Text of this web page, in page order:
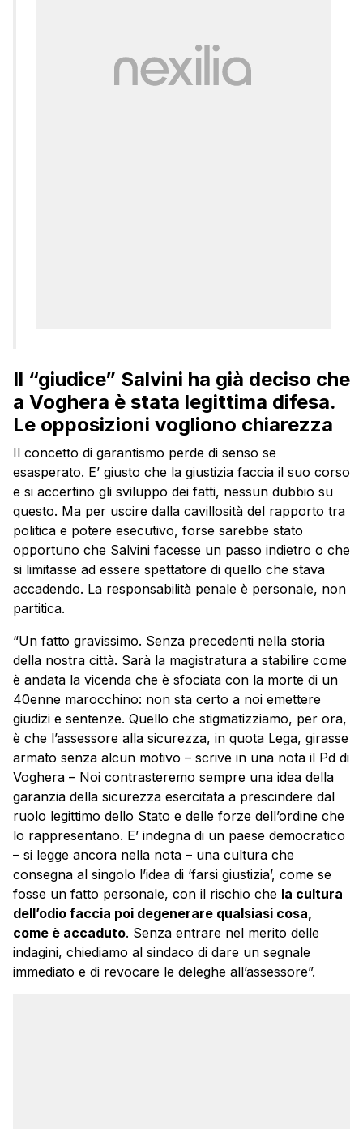
Il “giudice” Salvini ha già deciso che
a Voghera è stata legittima difesa.
Le opposizioni vogliono chiarezza
Il concetto di garantismo perde di senso se
esasperato. E’ giusto che la giustizia faccia il suo corso
e si accertino gli sviluppo dei fatti, nessun dubbio su
questo. Ma per uscire dalla cavillosità del rapporto tra
politica e potere esecutivo, forse sarebbe stato
opportuno che Salvini facesse un passo indietro o che
si limitasse ad essere spettatore di quello che stava
accadendo. La responsabilità penale è personale, non
partitica.
“Un fatto gravissimo. Senza precedenti nella storia
della nostra città. Sarà la magistratura a stabilire come
è andata la vicenda che è sfociata con la morte di un
40enne marocchino: non sta certo a noi emettere
giudizi e sentenze. Quello che stigmatizziamo, per ora,
è che l’assessore alla sicurezza, in quota Lega, girasse
armato senza alcun motivo – scrive in una nota il Pd di
Voghera – Noi contrasteremo sempre una idea della
garanzia della sicurezza esercitata a prescindere dal
ruolo legittimo dello Stato e delle forze dell’ordine che
lo rappresentano. E’ indegna di un paese democratico
– si legge ancora nella nota – una cultura che
consegna al singolo l’idea di ‘farsi giustizia’, come se
fosse un fatto personale, con il rischio che la cultura
dell’odio faccia poi degenerare qualsiasi cosa,
come è accaduto. Senza entrare nel merito delle
indagini, chiediamo al sindaco di dare un segnale
immediato e di revocare le deleghe all’assessore”.